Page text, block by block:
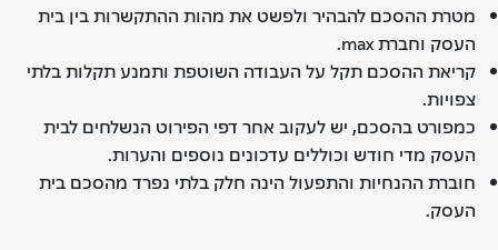
מטרת ההסכם להבהיר ולפשט את מהות ההתקשרות בין בית
העסק וחברת max.
קריאת ההסכם תקל על העבודה השוטפת ותמנע תקלות בלתי
צפויות.
כמפורט בהסכם, יש לעקוב אחר דפי הפירוט הנשלחים לבית
העסק מדי חודש וכוללים עדכונים נוספים והערות.
חוברת ההנחיות והתפעול הינה חלק בלתי נפרד מהסכם בית
העסק.